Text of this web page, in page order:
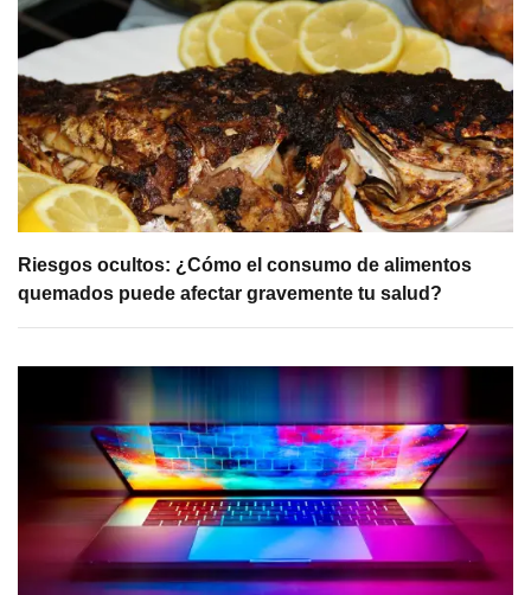
Riesgos ocultos: ¿Cómo el consumo de alimentos
quemados puede afectar gravemente tu salud?